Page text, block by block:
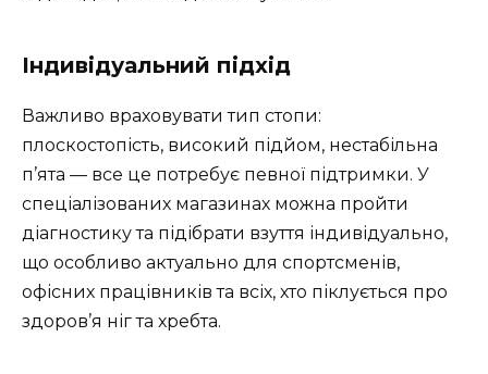
Індивідуальний підхід
Важливо враховувати тип стопи:
плоскостопість, високий підйом, нестабільна
п’ята — все це потребує певної підтримки. У
спеціалізованих магазинах можна пройти
діагностику та підібрати взуття індивідуально,
що особливо актуально для спортсменів,
офісних працівників та всіх, хто піклується про
здоров’я ніг та хребта.